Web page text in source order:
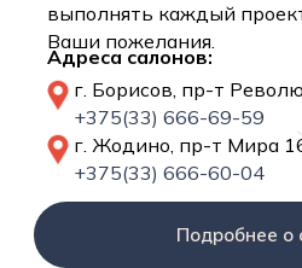
выполнять каждый
Ваши пожелания.
Адреса салонов:
г. Борисов, пр-т
+375(33) 666-69-59
г. Жодино, пр-т Мира
+375(33) 666-60-04
Подробнее о